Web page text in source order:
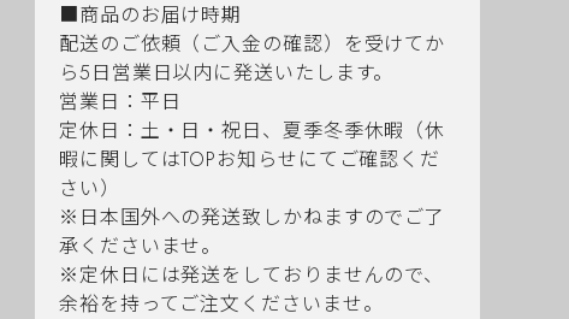
■商品のお届け時期
配送のご依頼（ご入金の確認）を受けてか
ら5日営業日以内に発送いたします。
営業日：平日
定休日：土・日・祝日、夏季冬季休暇（休
暇に関してはTOPお知らせにてご確認くだ
さい）
※日本国外への発送致しかねますのでご了
承くださいませ。
※定休日には発送をしておりませんので、
余裕を持ってご注文くださいませ。